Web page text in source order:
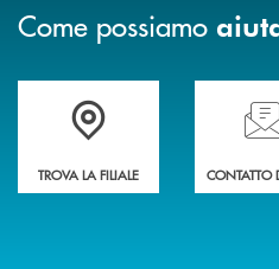
Come possiamo
Trova la filiale più vicina a Te
TROVA LA FILIALE
Hai
CONTATTO